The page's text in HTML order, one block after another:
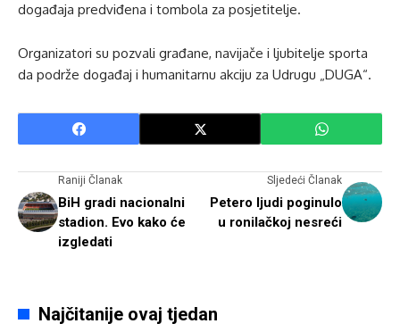
događaja predviđena i tombola za posjetitelje.
Organizatori su pozvali građane, navijače i ljubitelje sporta
da podrže događaj i humanitarnu akciju za Udrugu „DUGA“.
Raniji Članak
BiH gradi nacionalni
stadion. Evo kako će
izgledati
Sljedeći Članak
Petero ljudi poginulo
u ronilačkoj nesreći
Najčitanije ovaj tjedan